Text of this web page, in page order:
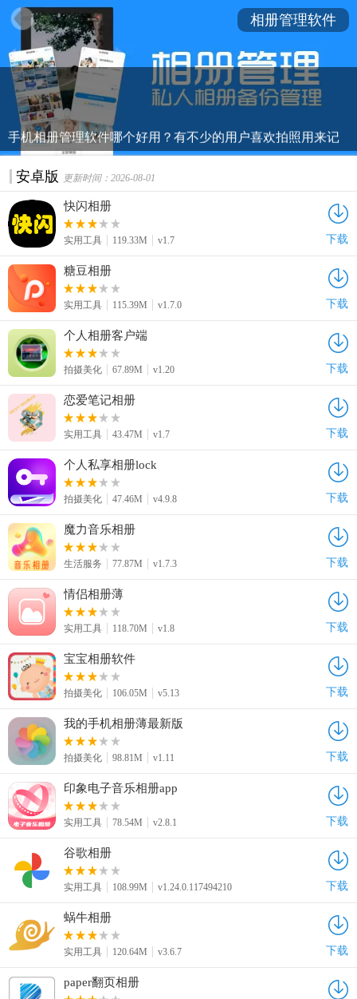
手机相册管理软件哪个好用？有不少的用户喜欢拍照用来记
录生活中的美好，大量的照片在手机中比较凌乱，能够帮助
你对你的相册进行加密、隐藏、美化等等，app帮助我们智能
册。快来看看吧！
相册管理软件
安卓版 更新时间：2026-08-01
快闪相册
实用工具 119.33M v1.7 下载
糖豆相册
实用工具 115.39M v1.7.0 下载
个人相册客户端
拍摄美化 67.89M v1.20 下载
恋爱笔记相册
实用工具 43.47M v1.7 下载
个人私享相册lock
拍摄美化 47.46M v4.9.8 下载
魔力音乐相册
生活服务 77.87M v1.7.3 下载
情侣相册薄
实用工具 118.70M v1.8 下载
宝宝相册软件
拍摄美化 106.05M v5.13 下载
我的手机相册薄最新版
拍摄美化 98.81M v1.11 下载
印象电子音乐相册app
实用工具 78.54M v2.8.1 下载
谷歌相册
实用工具 108.99M v1.24.0.117494210 下载
蜗牛相册
实用工具 120.64M v3.6.7 下载
paper翻页相册